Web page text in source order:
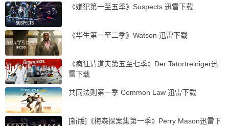
《嫌犯第一至五季》Suspects 迅雷下载
《华生第一至二季》Watson 迅雷下载
《疯狂清道夫第五至七季》Der Tatortreiniger迅
雷下载
共同法则第一季 Common Law 迅雷下载
[新版]《梅森探案集第一季》Perry Mason迅雷下